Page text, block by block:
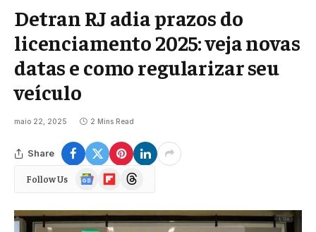
Detran RJ adia prazos do
licenciamento 2025: veja novas
datas e como regularizar seu
veículo
maio 22, 2025 2 Mins Read
Share
Follow Us
Google
News
FlipboardThreads